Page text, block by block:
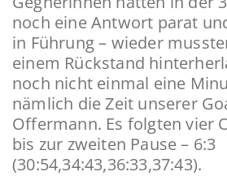
noch eine Antwort parat
in Führung – wieder
einem Rückstand
noch nicht einmal eine
nämlich die Zeit unserer
Offermann. Es folgten vier
bis zur zweiten Pause – 6:3
(30:54,34:43,36:33,37:43).